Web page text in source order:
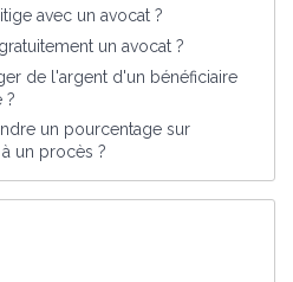
avec un avocat ?
un avocat ?
de l'argent d'un bénéficiaire
?
un pourcentage sur
un procès ?